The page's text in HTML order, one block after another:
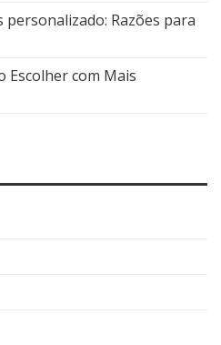
personalizado: Razões para
Escolher com Mais